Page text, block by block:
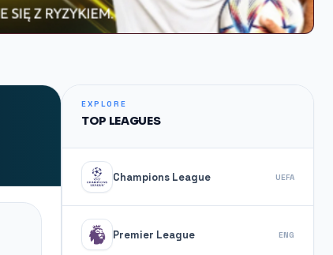
EXPLORE
TOP LEAGUES
Champions League UEFA
Premier League ENG